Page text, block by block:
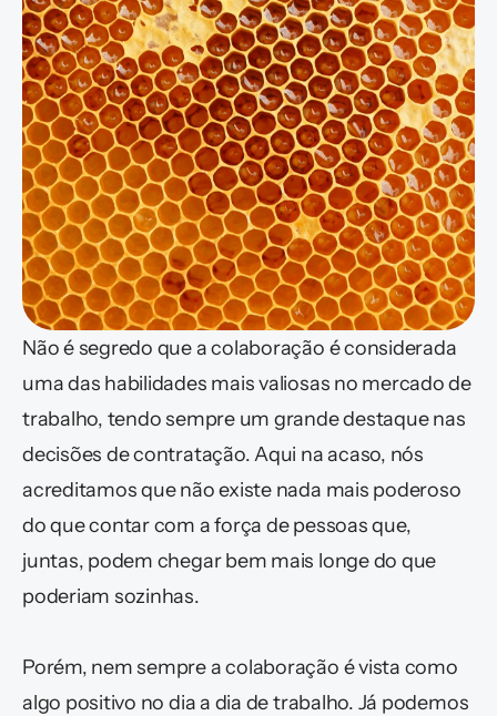
Não é segredo que a colaboração é considerada
uma das habilidades mais valiosas no mercado de
trabalho, tendo sempre um grande destaque nas
decisões de contratação. Aqui na acaso, nós
acreditamos que não existe nada mais poderoso
do que contar com a força de pessoas que,
juntas, podem chegar bem mais longe do que
poderiam sozinhas.
Porém, nem sempre a colaboração é vista como
algo positivo no dia a dia de trabalho. Já podemos